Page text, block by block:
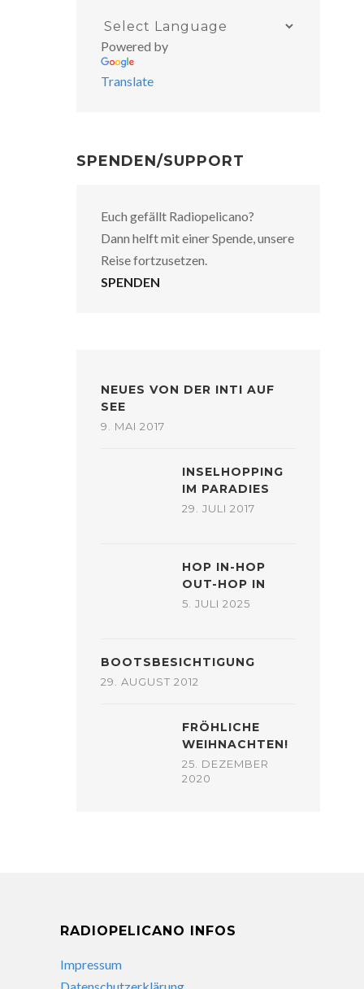
Powered by
Translate
SPENDEN/SUPPORT
Euch gefällt Radiopelicano?
Dann helft mit einer Spende, unsere
Reise fortzusetzen.
SPENDEN
NEUES VON DER INTI AUF
SEE
9. MAI 2017
INSELHOPPING
IM PARADIES
29. JULI 2017
HOP IN-HOP
OUT-HOP IN
5. JULI 2025
BOOTSBESICHTIGUNG
29. AUGUST 2012
FRÖHLICHE
WEIHNACHTEN!
25. DEZEMBER
2020
RADIOPELICANO INFOS
Impressum